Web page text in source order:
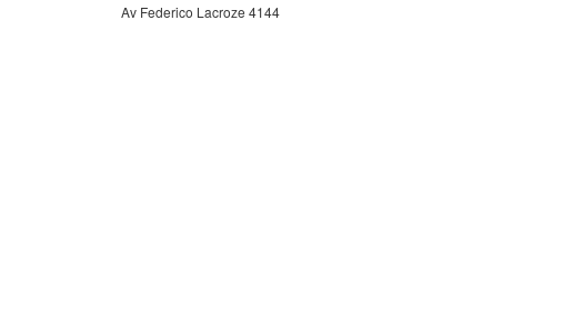
Av Federico Lacroze 4144